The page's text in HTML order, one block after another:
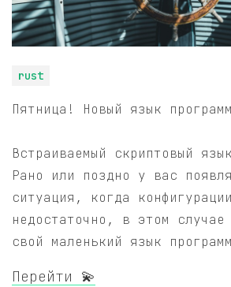
rust
Пятница! Новый язык
Встраиваемый скриптовый
Рано или поздно у вас
ситуация, когда конфигурации
недостаточно, в этом случае
свой маленький язык
Перейти 💫